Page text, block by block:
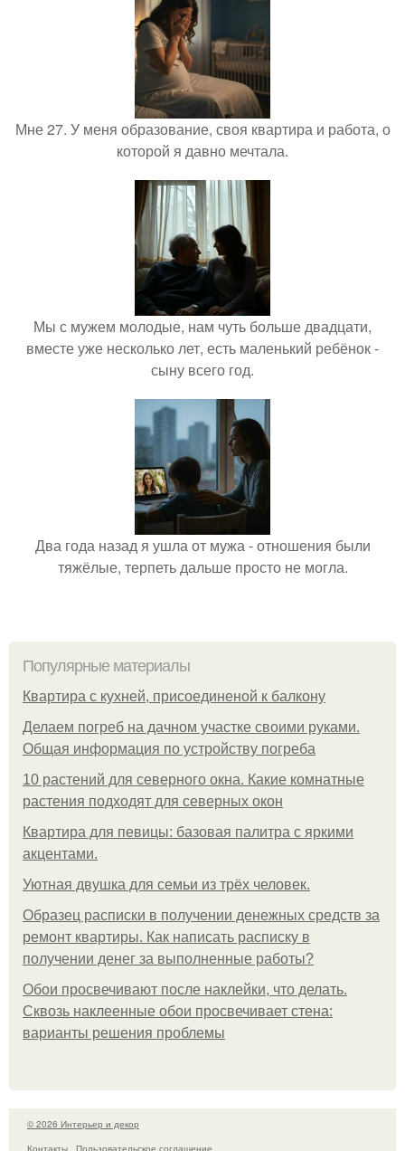
Мне 27. У меня образование, своя квартира и работа, о
которой я давно мечтала.
Мы с мужем молодые, нам чуть больше двадцати,
вместе уже несколько лет, есть маленький ребёнок -
сыну всего год.
Два года назад я ушла от мужа - отношения были
тяжёлые, терпеть дальше просто не могла.
Популярные материалы
Квартира с кухней, присоединеной к балкону
Делаем погреб на дачном участке своими руками.
Общая информация по устройству погреба
10 растений для северного окна. Какие комнатные
растения подходят для северных окон
Квартира для певицы: базовая палитра с яркими
акцентами.
Уютная двушка для семьи из трёх человек.
Образец расписки в получении денежных средств за
ремонт квартиры. Как написать расписку в
получении денег за выполненные работы?
Обои просвечивают после наклейки, что делать.
Сквозь наклеенные обои просвечивает стена:
варианты решения проблемы
© 2026 Интерьер и декор
Контакты
Пользовательское соглашение